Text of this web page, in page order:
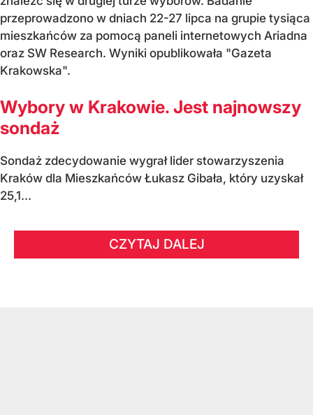
przeprowadzono w dniach 22-27 lipca na grupie tysiąca
mieszkańców za pomocą paneli internetowych Ariadna
oraz SW Research. Wyniki opublikowała "Gazeta
Krakowska".
Wybory w Krakowie. Jest najnowszy
sondaż
Sondaż zdecydowanie wygrał lider stowarzyszenia
Kraków dla Mieszkańców Łukasz Gibała, który uzyskał
25,1...
CZYTAJ DALEJ